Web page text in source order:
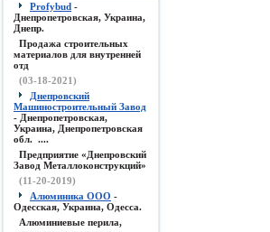
Profybud -
Днепропетровская, Украина,
Днепр.
Продажа строительных
материалов для внутренней
отд
(03-18-2021)
Днепровский
Машиностроительный Завод
- Днепропетровская,
Украина, Днепропетровская
обл. ....
Предприятие «Днепровский
Завод Металлоконструкций»
(11-20-2019)
Алюминика ООО -
Одесская, Украина, Одесса.
Алюминиевые перила,